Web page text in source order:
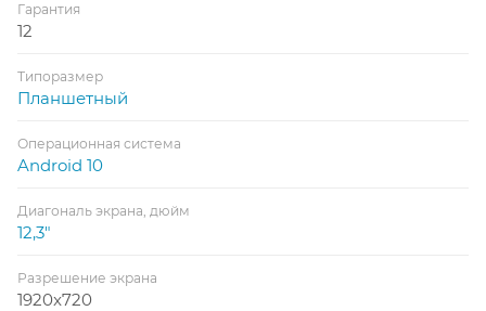
Гарантия
12
Типоразмер
Планшетный
Операционная система
Android 10
Диагональ экрана, дюйм
12,3"
Разрешение экрана
1920x720